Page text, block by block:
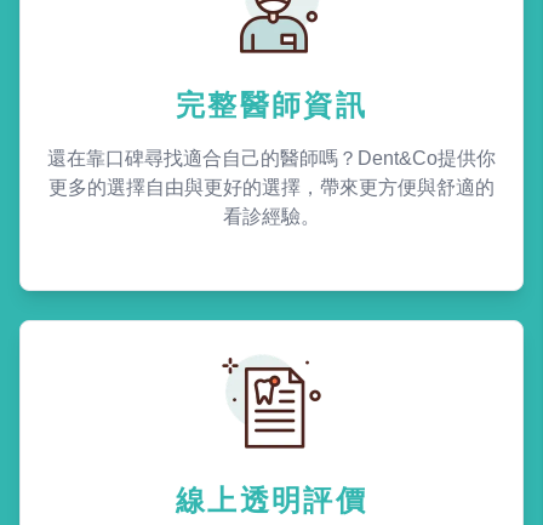
完整醫師資訊
還在靠口碑尋找適合自己的醫師嗎？Dent&Co提供你
更多的選擇自由與更好的選擇，帶來更方便與舒適的
看診經驗。
線上透明評價